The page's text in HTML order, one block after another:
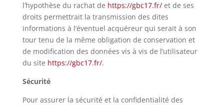
l’hypothèse du rachat de https://gbc17.fr/et de ses
droits permettrait la transmission des dites
informations à l’éventuel acquéreur qui serait à son
tour tenu de la même obligation de conservation et
de modification des données vis à vis de l’utilisateur
du site https://gbc17.fr/.
Sécurité
Pour assurer la sécurité et la confidentialité des